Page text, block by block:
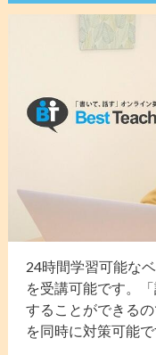
24時間学習可能な
を受講可能です。
することができる
を同時に対策可能で